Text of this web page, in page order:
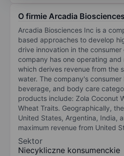
O firmie Arcadia
Arcadia Biosciences Inc is a
based approaches to develop
drive innovation in the
company has one operating
which derives revenue from the
water. The company's
beverage, and body care
products include: Zola Coconut
Wheat Traits. Geographically,
United States, Argentina, India,
maximum revenue from United
Sektor
Niecykliczne konsumenckie